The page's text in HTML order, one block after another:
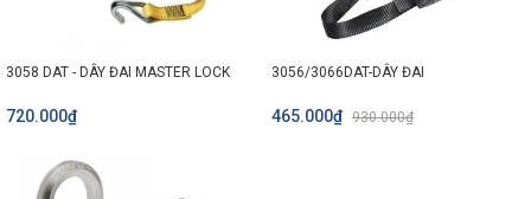
3058 DAT - DÂY ĐAI MASTER LOCK
720.000₫
3056/3066DAT-DÂY ĐAI
465.000₫ 930.000₫